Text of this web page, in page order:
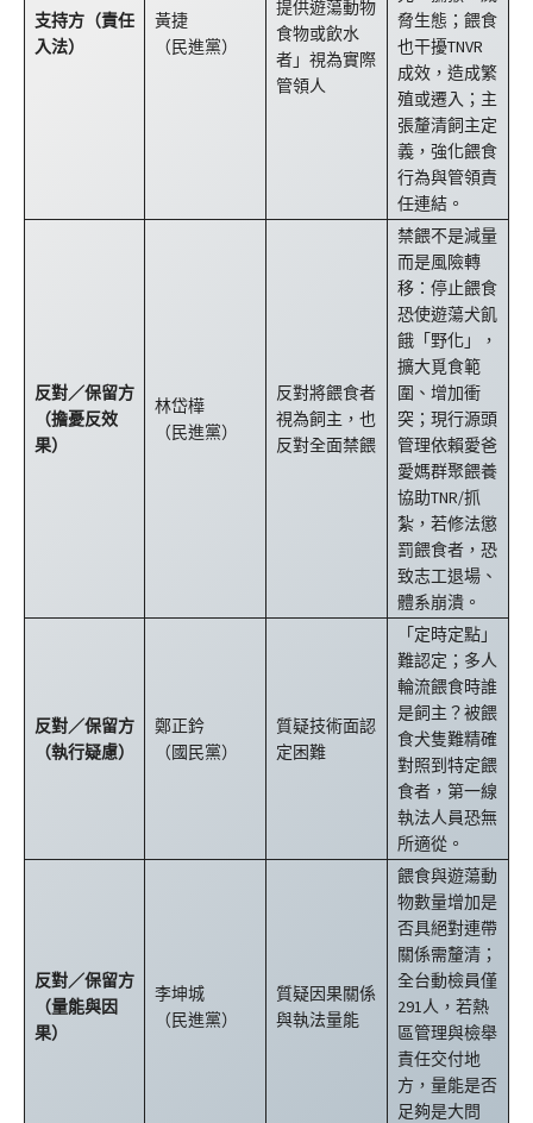
支持方（責任
入法）
黃捷
（民進黨）
提供遊蕩動物
食物或飲水
者」視為實際
管領人
脅生態；餵食
也干擾TNVR
成效，造成繁
殖或遷入；主
張釐清飼主定
義，強化餵食
行為與管領責
任連結。
反對／保留方
（擔憂反效
果）
林岱樺
（民進黨）
反對將餵食者
視為飼主，也
反對全面禁餵
禁餵不是減量
而是風險轉
移：停止餵食
恐使遊蕩犬飢
餓「野化」，
擴大覓食範
圍、增加衝
突；現行源頭
管理依賴愛爸
愛媽群聚餵養
協助TNR/抓
紮，若修法懲
罰餵食者，恐
致志工退場、
體系崩潰。
反對／保留方
（執行疑慮）
鄭正鈐
（國民黨）
質疑技術面認
定困難
「定時定點」
難認定；多人
輪流餵食時誰
是飼主？被餵
食犬隻難精確
對照到特定餵
食者，第一線
執法人員恐無
所適從。
反對／保留方
（量能與因
果）
李坤城
（民進黨）
質疑因果關係
與執法量能
餵食與遊蕩動
物數量增加是
否具絕對連帶
關係需釐清；
全台動檢員僅
291人，若熱
區管理與檢舉
責任交付地
方，量能是否
足夠是大問